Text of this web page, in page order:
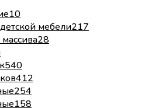
10
мебели217
28
540
412
254
158